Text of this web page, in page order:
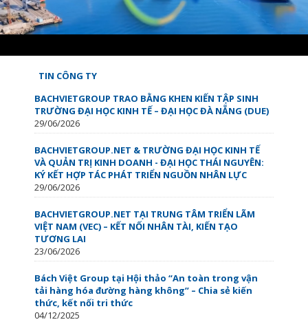
Video
TIN CÔNG TY
BACHVIETGROUP TRAO BẰNG KHEN KIẾN TẬP SINH
TRƯỜNG ĐẠI HỌC KINH TẾ – ĐẠI HỌC ĐÀ NẴNG (DUE)
29/06/2026
BACHVIETGROUP.NET & TRƯỜNG ĐẠI HỌC KINH TẾ
VÀ QUẢN TRỊ KINH DOANH - ĐẠI HỌC THÁI NGUYÊN:
KÝ KẾT HỢP TÁC PHÁT TRIỂN NGUỒN NHÂN LỰC
29/06/2026
BACHVIETGROUP.NET TẠI TRUNG TÂM TRIỂN LÃM
VIỆT NAM (VEC) – KẾT NỐI NHÂN TÀI, KIẾN TẠO
TƯƠNG LAI
23/06/2026
Bách Việt Group tại Hội thảo “An toàn trong vận
tải hàng hóa đường hàng không” – Chia sẻ kiến
thức, kết nối tri thức
04/12/2025